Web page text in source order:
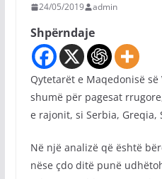
24/05/2019 admin
Shpërndaje
Qytetarët e Maqedonisë
shumë për pagesat
e rajonit, si Serbia,
Në një analizë që është
nëse çdo ditë punë